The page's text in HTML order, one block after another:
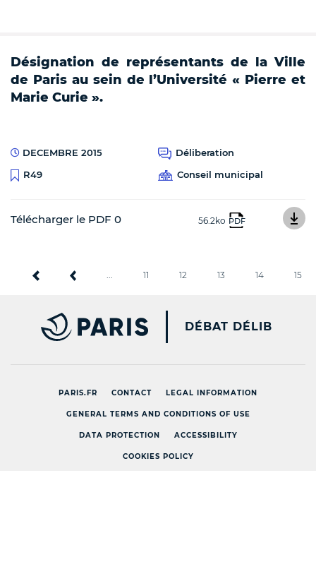
Désignation de représentants de la Ville
de Paris au sein de l’Université « Pierre et
Marie Curie ».
DECEMBRE 2015
Déliberation
R49
Conseil municipal
Télécharger le PDF 0 56.2ko PDF
... 11 12 13 14 15
PARIS.FR [NEW
DÉBAT DÉLIB
PARIS.FR CONTACT LEGAL INFORMATION
GENERAL TERMS AND CONDITIONS OF USE
DATA PROTECTION ACCESSIBILITY
COOKIES POLICY